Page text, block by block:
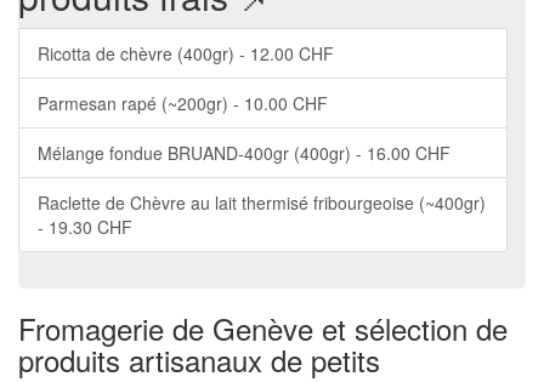
Ricotta de chèvre (400gr) - 12.00 CHF
Parmesan rapé (~200gr) - 10.00 CHF
Mélange fondue BRUAND-400gr (400gr) - 16.00 CHF
Raclette de Chèvre au lait thermisé fribourgeoise (~400gr)
- 19.30 CHF
Fromagerie de Genève et sélection de
produits artisanaux de petits